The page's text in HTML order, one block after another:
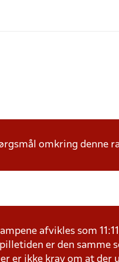
omkring denne
afvikles som
er den samme
er ikke krav om at der